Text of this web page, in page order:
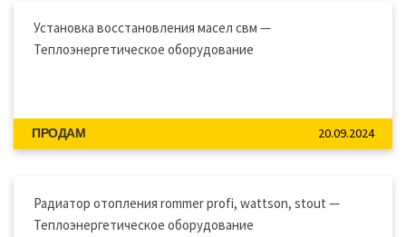
Установка восстановления масел свм —
Теплоэнергетическое оборудование
ПРОДАМ 20.09.2024
Радиатор отопления rommer profi, wattson, stout —
Теплоэнергетическое оборудование